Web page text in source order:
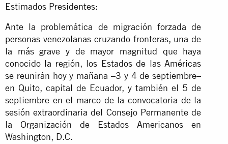
Estimados Presidentes:
Ante la problemática de migración forzada de
personas venezolanas cruzando fronteras, una de
la más grave y de mayor magnitud que haya
conocido la región, los Estados de las Américas
se reunirán hoy y mañana –3 y 4 de septiembre–
en Quito, capital de Ecuador, y también el 5 de
septiembre en el marco de la convocatoria de la
sesión extraordinaria del Consejo Permanente de
la Organización de Estados Americanos en
Washington, D.C.